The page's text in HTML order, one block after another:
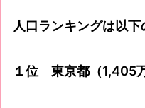
人口ランキングは以下
１位 東京都（1,405万